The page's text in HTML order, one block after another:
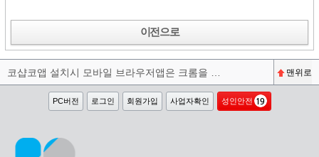
이전으로
맨위로
PC버전 로그인 회원가입 사업자확인 성인안전